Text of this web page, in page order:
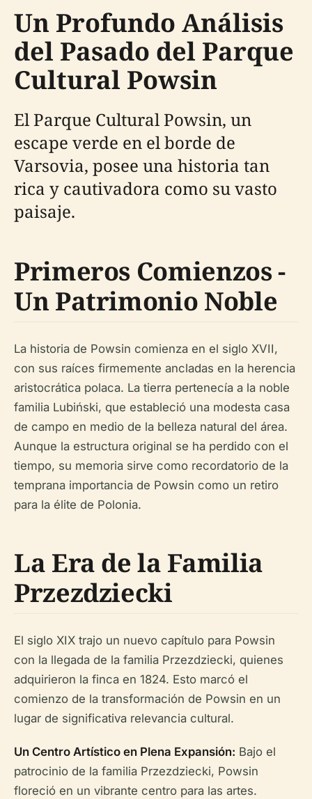
Un Profundo Análisis
del Pasado del Parque
Cultural Powsin
El Parque Cultural Powsin, un
escape verde en el borde de
Varsovia, posee una historia tan
rica y cautivadora como su vasto
paisaje.
Primeros Comienzos -
Un Patrimonio Noble
La historia de Powsin comienza en el siglo XVII,
con sus raíces firmemente ancladas en la herencia
aristocrática polaca. La tierra pertenecía a la noble
familia Lubiński, que estableció una modesta casa
de campo en medio de la belleza natural del área.
Aunque la estructura original se ha perdido con el
tiempo, su memoria sirve como recordatorio de la
temprana importancia de Powsin como un retiro
para la élite de Polonia.
La Era de la Familia
Przezdziecki
El siglo XIX trajo un nuevo capítulo para Powsin
con la llegada de la familia Przezdziecki, quienes
adquirieron la finca en 1824. Esto marcó el
comienzo de la transformación de Powsin en un
lugar de significativa relevancia cultural.
Un Centro Artístico en Plena Expansión: Bajo el
patrocinio de la familia Przezdziecki, Powsin
floreció en un vibrante centro para las artes.